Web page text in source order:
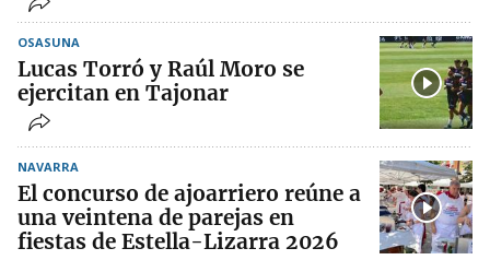
OSASUNA
Lucas Torró y Raúl Moro se
ejercitan en Tajonar
NAVARRA
El concurso de ajoarriero reúne a
una veintena de parejas en
fiestas de Estella-Lizarra 2026